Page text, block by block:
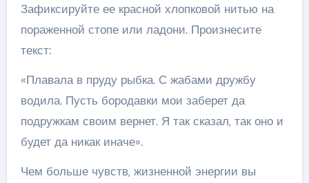
Зафиксируйте ее красной хлопковой нитью на
пораженной стопе или ладони. Произнесите
текст:
«Плавала в пруду рыбка. С жабами дружбу
водила. Пусть бородавки мои заберет да
подружкам своим вернет. Я так сказал, так оно и
будет да никак иначе».
Чем больше чувств, жизненной энергии вы